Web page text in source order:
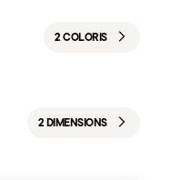
2 COLORIS
2 DIMENSIONS